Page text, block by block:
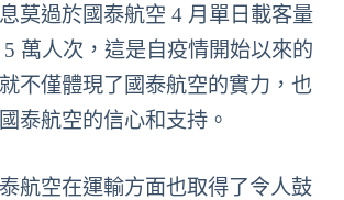
莫過於國泰航空 4 月單日載客量
萬人次，這是自疫情開始以來的
不僅體現了國泰航空的實力，也
泰航空的信心和支持。
航空在運輸方面也取得了令人鼓